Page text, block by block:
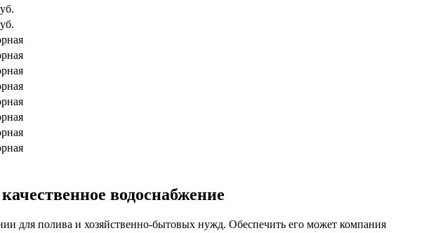
водоснабжение
для полива и хозяйственно-бытовых нужд. Обеспечить его может компания